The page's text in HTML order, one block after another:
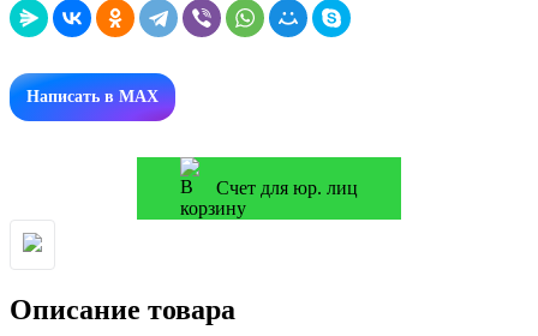
Написать в MAX
Счет для юр. лиц
Описание товара